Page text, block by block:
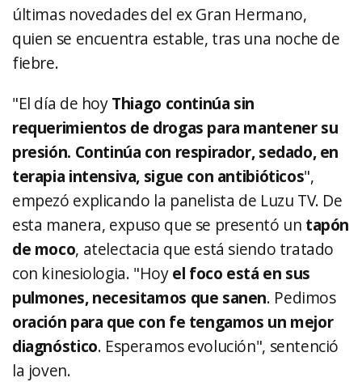
últimas novedades del ex Gran Hermano,
quien se encuentra estable, tras una noche de
fiebre.
"El día de hoyThiago continúa sin
requerimientos de drogas para mantener su
presión. Continúa con respirador, sedado, en
terapia intensiva, sigue con antibióticos",
empezó explicando la panelista de Luzu TV. De
esta manera, expuso que se presentó un tapón
de moco, atelectacia que está siendo tratado
con kinesiologia. "Hoyel foco está en sus
pulmones, necesitamos que sanen. Pedimos
oración para que con fe tengamos un mejor
diagnóstico. Esperamos evolución", sentenció
la joven.